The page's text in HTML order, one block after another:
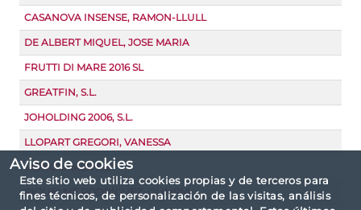
Aviso de cookies
Este sitio web utiliza cookies propias y de terceros para
fines técnicos, de personalización de las visitas, análisis
CASANOVA INSENSE, RAMON-LLULL
DE ALBERT MIQUEL, JOSE MARIA
FRUTTI DI MARE 2016 SL
GREATFIN, S.L.
JOHOLDING 2006, S.L.
LLOPART GREGORI, VANESSA
MONGRAMER S.L.
RIQUELME RODRÍGUEZ, OLIMPIA